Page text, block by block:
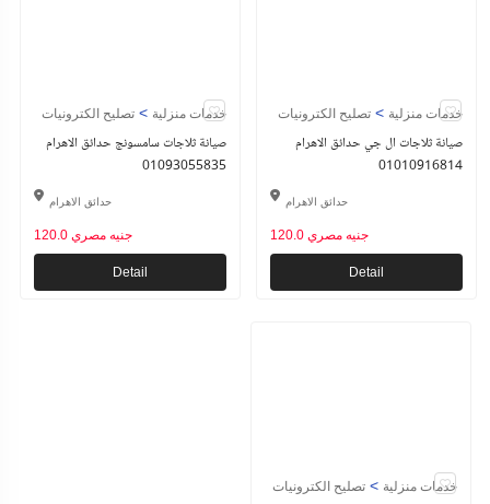
خدمات منزلية > تصليح الكترونيات
صيانة ثلاجات سامسونج حدائق الاهرام
01093055835
حدائق الاهرام
120.0 جنيه مصري
Detail
خدمات منزلية > تصليح الكترونيات
صيانة ثلاجات ال جي حدائق الاهرام
01010916814
حدائق الاهرام
120.0 جنيه مصري
Detail
خدمات منزلية > تصليح الكترونيات